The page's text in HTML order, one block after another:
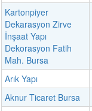
Kartonpiyer
Dekarasyon Zirve
İnşaat Yapı
Dekorasyon Fatih
Mah. Bursa
Arık Yapı
Aknur Ticaret Bursa